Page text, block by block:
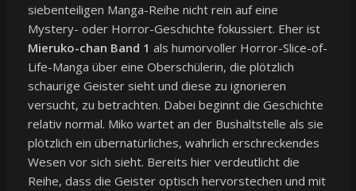
siebenteiligen Manga-Reihe nicht rein auf eine
Mystery- oder Horror-Geschichte fokussiert. Eher ist
Mieruko-chan Band 1 als humorvoller Horror-Slice-of-
Life-Manga über eine Oberschülerin, die plötzlich
schaurige Geister sieht und diese zu ignorieren
versucht, zu betrachten. Dabei beginnt die Geschichte
relativ normal. Miko wartet an der Bushaltstelle als sie
plötzlich ein übernatürliches, wahrlich erschreckendes
Wesen vor sich sieht. Bereits hier verdeutlicht die
Reihe, dass die Geister optisch hervorstechen und mit